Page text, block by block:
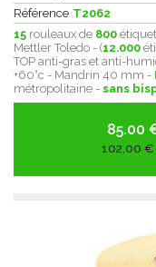
Référence T2062
15 rouleaux de 800
Mettler Toledo - (12.000
TOP anti-gras et anti-
+60°c - Mandrin 40 mm -
métropolitaine - sans
85.00
102,00